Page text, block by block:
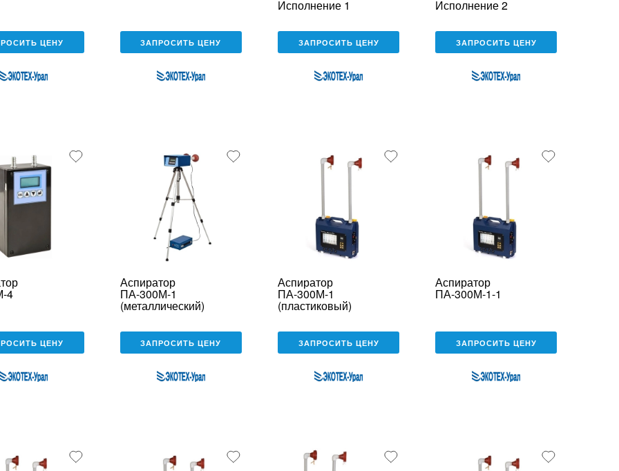
ЦЕНУ ЗАПРОСИТЬ ЦЕНУ
Исполнение 1
ЗАПРОСИТЬ ЦЕНУ
Исполнение 2
ЗАПРОСИТЬ ЦЕНУ
4
ЦЕНУ
Аспиратор
ПА-300М-1
(металлический)
ЗАПРОСИТЬ ЦЕНУ
Аспиратор
ПА-300М-1
(пластиковый)
ЗАПРОСИТЬ ЦЕНУ
Аспиратор
ПА-300М-1-1
ЗАПРОСИТЬ ЦЕНУ